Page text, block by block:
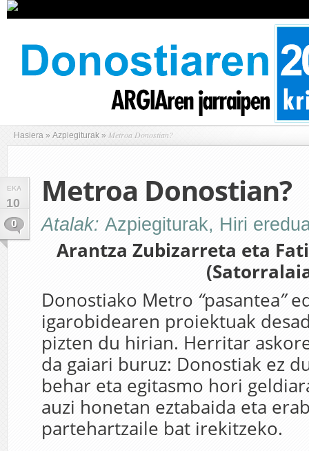
Hasiera » Azpiegiturak » Metroa Donostian?
EKA
10
0
Metroa Donostian?
Atalak: Azpiegiturak, Hiri
Arantza Zubizarreta eta
Donostiako Metro “pasantea”
igarobidearen proiektuak
pizten du hirian. Herritar
da gaiari buruz: Donostiak ez
behar eta egitasmo hori
auzi honetan eztabaida eta
partehartzaile bat irekitzeko.